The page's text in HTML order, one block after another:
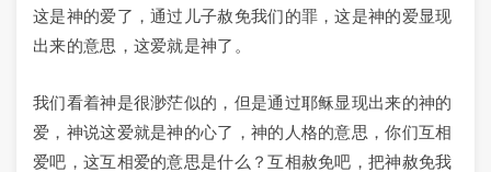
这是神的爱了，通过儿子赦免我们的罪，这是神的爱显现
出来的意思，这爱就是神了。
我们看着神是很渺茫似的，但是通过耶稣显现出来的神的
爱，神说这爱就是神的心了，神的人格的意思，你们互相
爱吧，这互相爱的意思是什么？互相赦免吧，把神赦免我